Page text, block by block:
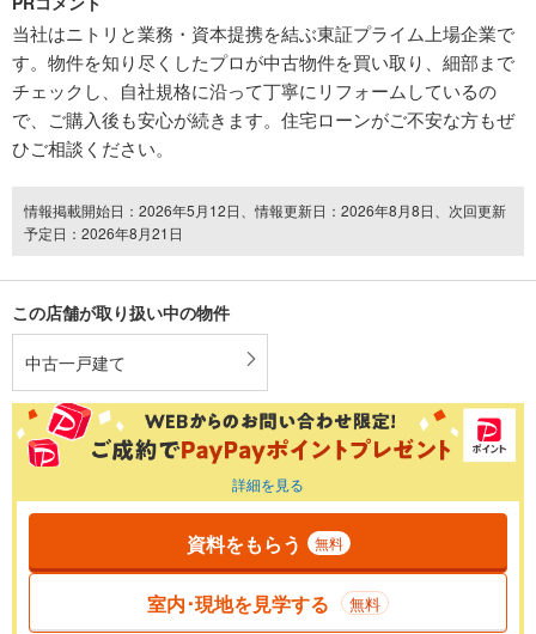
当社はニトリと業務・資本提携を結ぶ東証プライム上場企業で
す。物件を知り尽くしたプロが中古物件を買い取り、細部まで
チェックし、自社規格に沿って丁寧にリフォームしているの
で、ご購入後も安心が続きます。住宅ローンがご不安な方もぜ
ひご相談ください。
情報掲載開始日：2026年5月12日、情報更新日：2026年8月8日、次回更新
予定日：2026年8月21日
この店舗が取り扱い中の物件
中古一戸建て
詳細を見る
資料をもらう 無料
室内･現地を見学する 無料